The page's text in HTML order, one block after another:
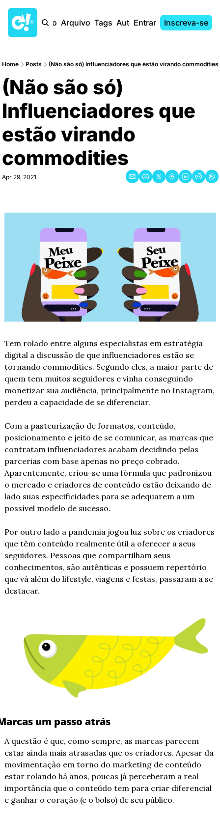
Início Arquivo Tags AutoresEntrar Inscreva-se
Home Posts (Não são só) Influenciadores que estão virando commodities
(Não são só)
Influenciadores que
estão virando
commodities
Apr 29, 2021
Tem rolado entre alguns especialistas em estratégia
digital a discussão de que influenciadores estão se
tornando commodities. Segundo eles, a maior parte de
quem tem muitos seguidores e vinha conseguindo
monetizar sua audiência, principalmente no Instagram,
perdeu a capacidade de se diferenciar.
Com a pasteurização de formatos, conteúdo,
posicionamento e jeito de se comunicar, as marcas que
contratam influenciadores acabam decidindo pelas
parcerias com base apenas no preço cobrado.
Aparentemente, criou-se uma fórmula que padronizou
o mercado e criadores de conteúdo estão deixando de
lado suas especificidades para se adequarem a um
possível modelo de sucesso.
Por outro lado a pandemia jogou luz sobre os criadores
que têm conteúdo realmente útil a oferecer a seus
seguidores. Pessoas que compartilham seus
conhecimentos, são autênticas e possuem repertório
que vá além do lifestyle, viagens e festas, passaram a se
destacar.
um passo atrás
A questão é que, como sempre, as marcas parecem
estar ainda mais atrasadas que os criadores. Apesar da
movimentação em torno do marketing de conteúdo
estar rolando há anos, poucas já perceberam a real
importância que o conteúdo tem para criar diferencial
e ganhar o coração (e o bolso) de seu público.